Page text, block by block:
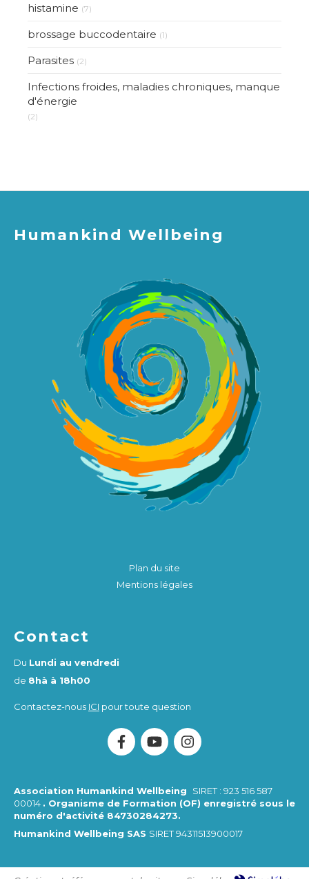
histamine (7)
brossage buccodentaire (1)
Parasites (2)
Infections froides, maladies chroniques, manque
d'énergie
(2)
Humankind Wellbeing
Plan du site
Mentions légales
Contact
Du Lundi au vendredi
de 8hà à 18h00
Contactez-nous ICI pour toute question
Association Humankind Wellbeing SIRET : 923 516 587
00014 . Organisme de Formation (OF) enregistré sous le
numéro d'activité 84730284273.
Humankind Wellbeing SAS SIRET 94311513900017